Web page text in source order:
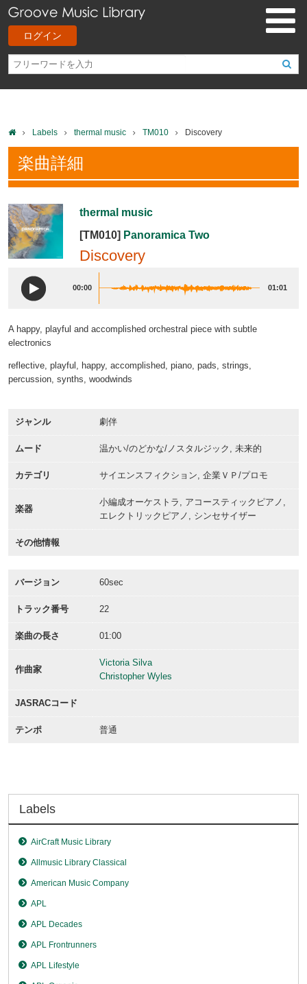
ログイン
Labels thermal music TM010 Discovery
楽曲詳細
thermal music
[TM010] Panoramica Two
Discovery
00:00 01:01
A happy, playful and accomplished orchestral piece with subtle
electronics
reflective, playful, happy, accomplished, piano, pads, strings,
percussion, synths, woodwinds
ジャンル 劇伴
ムード 温かい/のどかな/ノスタルジック, 未来的
カテゴリ サイエンスフィクション, 企業ＶＰ/プロモ
楽器
小編成オーケストラ, アコースティックピアノ,
エレクトリックピアノ, シンセサイザー
その他情報
バージョン 60sec
トラック番号 22
楽曲の長さ 01:00
作曲家
Victoria Silva
Christopher Wyles
JASRACコード
テンポ 普通
Labels
AirCraft Music Library
Allmusic Library Classical
American Music Company
APL
APL Decades
APL Frontrunners
APL Lifestyle